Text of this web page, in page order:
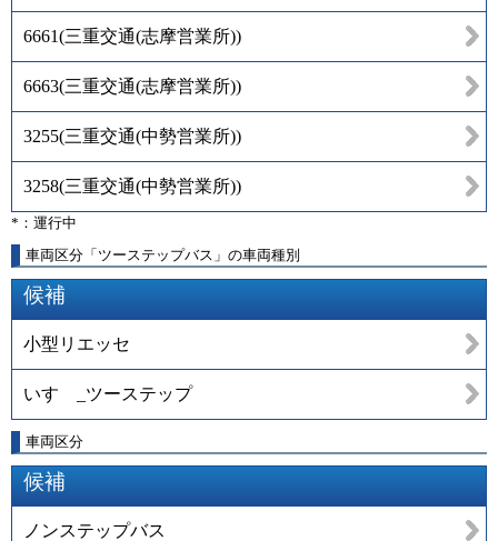
6661(三重交通(志摩営業所))
6663(三重交通(志摩営業所))
3255(三重交通(中勢営業所))
3258(三重交通(中勢営業所))
*：運行中
車両区分「ツーステップバス」の車両種別
候補
小型リエッセ
いすゞ_ツーステップ
車両区分
候補
ノンステップバス